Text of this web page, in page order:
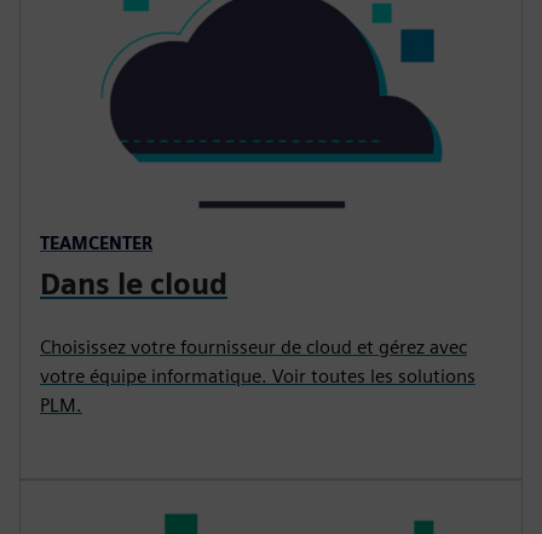
TEAMCENTER
Dans le cloud
Choisissez votre fournisseur de cloud et gérez avec
votre équipe informatique. Voir toutes les solutions
PLM.